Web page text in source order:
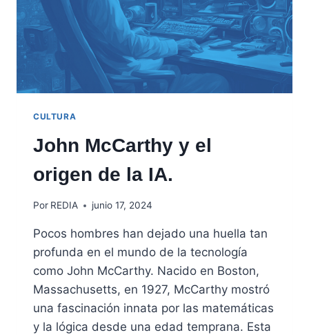
CULTURA
John McCarthy y el
origen de la IA.
Por REDIA junio 17, 2024
Pocos hombres han dejado una huella tan
profunda en el mundo de la tecnología
como John McCarthy. Nacido en Boston,
Massachusetts, en 1927, McCarthy mostró
una fascinación innata por las matemáticas
y la lógica desde una edad temprana. Esta